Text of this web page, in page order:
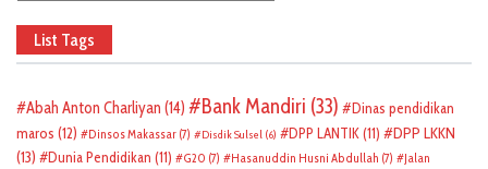
List Tags
Abah Anton Charliyan (14) Bank Mandiri (33)
Dinas pendidikan
maros (12) Dinsos Makassar (7) Disdik Sulsel (6) DPP LANTIK(11)
DPP LKKN
(13)
Dunia Pendidikan (11) G20 (7) Hasanuddin Husni Abdullah (7)
Jalan